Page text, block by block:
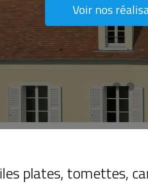
Voir en
Voir nos
plates, tomettes,